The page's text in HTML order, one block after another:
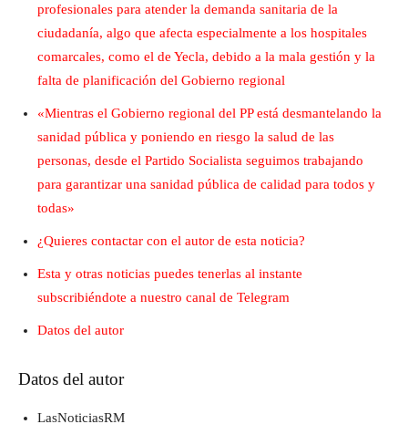
profesionales para atender la demanda sanitaria de la
ciudadanía, algo que afecta especialmente a los hospitales
comarcales, como el de Yecla, debido a la mala gestión y la
falta de planificación del Gobierno regional
«Mientras el Gobierno regional del PP está desmantelando la
sanidad pública y poniendo en riesgo la salud de las
personas, desde el Partido Socialista seguimos trabajando
para garantizar una sanidad pública de calidad para todos y
todas»
¿Quieres contactar con el autor de esta noticia?
Esta y otras noticias puedes tenerlas al instante
subscribiéndote a nuestro canal de Telegram
Datos del autor
Datos del autor
LasNoticiasRM